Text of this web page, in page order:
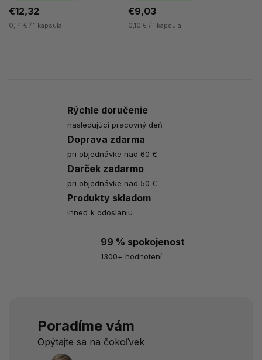
€12,32
0,14 € / 1 kapsula
€9,03
0,10 € / 1 kapsula
Rýchle doručenie
nasledujúci pracovný deň
Doprava zdarma
pri objednávke nad 60 €
Darček zadarmo
pri objednávke nad 50 €
Produkty skladom
ihneď k odoslaniu
99 % spokojenost
1300+ hodnotení
Poradíme vám
Opýtajte sa na čokoľvek